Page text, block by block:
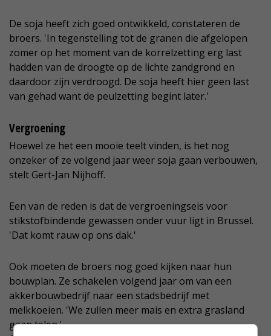
De soja heeft zich goed ontwikkeld, constateren de
broers. 'In tegenstelling tot de granen die afgelopen
zomer op het moment van de korrelzetting erg last
hadden van de droogte op de lichte zandgrond en
daardoor zijn verdroogd. De soja heeft hier geen last
van gehad want de peulzetting begint later.'
Vergroening
Hoewel ze het een mooie teelt vinden, is het nog
onzeker of ze volgend jaar weer soja gaan verbouwen,
stelt Gert-Jan Nijhoff.
Een van de reden is dat de vergroeningseis voor
stikstofbindende gewassen onder vuur ligt in Brussel.
'Dat komt rauw op ons dak.'
Ook moeten de broers nog goed kijken naar hun
bouwplan. Ze schakelen volgend jaar om van een
akkerbouwbedrijf naar een stadsbedrijf met
melkkoeien. 'We zullen meer mais en extra grasland
gaan telen.'